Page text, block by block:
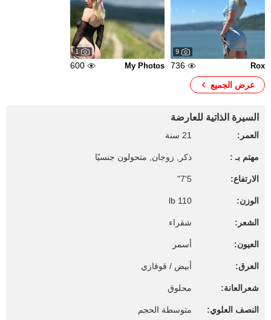
9
Rox
736
1
My Photos
600
عرض الجميع
السيرة الذاتية للعارضة
العمر: 21 سنة
مهتم بـ : ذكر, زوجان, متحولون جنسيًا
الارتفاع: 5'7"
الوزن: 110 lb
الشعر: شقراء
العيون: أسمر
العرق: أبيض / قوقازي
شعرالعانة: محلوق
النصف العلوي: متوسطة الحجم